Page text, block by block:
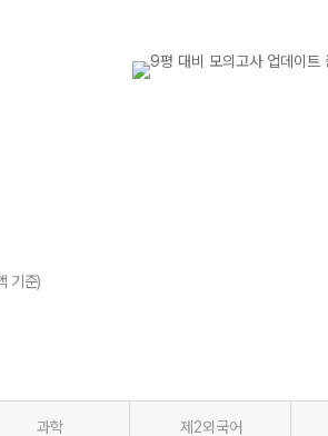
기준)
과학 제2외국어